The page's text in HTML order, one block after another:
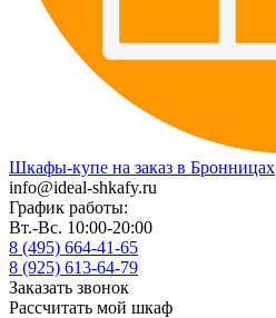
Шкафы-купе на заказ в Бронницах
info@ideal-shkafy.ru
График работы:
Вт.-Вс. 10:00-20:00
8 (495) 664-41-65
8 (925) 613-64-79
Заказать звонок
Рассчитать мой шкаф